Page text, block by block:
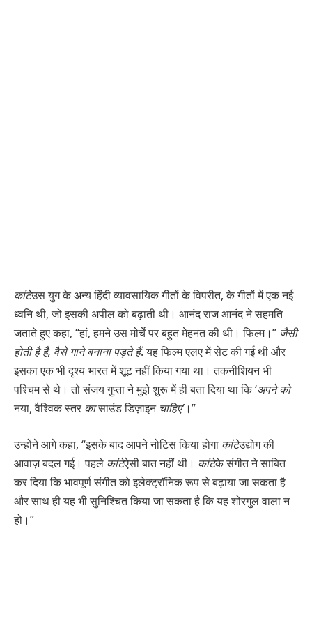
कांटेउस युग के अन्य हिंदी व्यावसायिक गीतों के विपरीत, के गीतों में एक नई
ध्वनि थी, जो इसकी अपील को बढ़ाती थी। आनंद राज आनंद ने सहमति
जताते हुए कहा, “हां, हमने उस मोर्चे पर बहुत मेहनत की थी। फिल्म।” जैसी
होती है है, वैसे गाने बनाना पड़ते हैं. यह फिल्म एलए में सेट की गई थी और
इसका एक भी दृश्य भारत में शूट नहीं किया गया था। तकनीशियन भी
पश्चिम से थे। तो संजय गुप्ता ने मुझे शुरू में ही बता दिया था कि ‘अपने को
नया, वैश्विक स्तर कासाउंड डिज़ाइन चाहिए’।”
उन्होंने आगे कहा, “इसके बाद आपने नोटिस किया होगा कांटेउद्योग की
आवाज़ बदल गई। पहले कांटेऐसी बात नहीं थी। कांटेके संगीत ने साबित
कर दिया कि भावपूर्ण संगीत को इलेक्ट्रॉनिक रूप से बढ़ाया जा सकता है
और साथ ही यह भी सुनिश्चित किया जा सकता है कि यह शोरगुल वाला न
हो।”